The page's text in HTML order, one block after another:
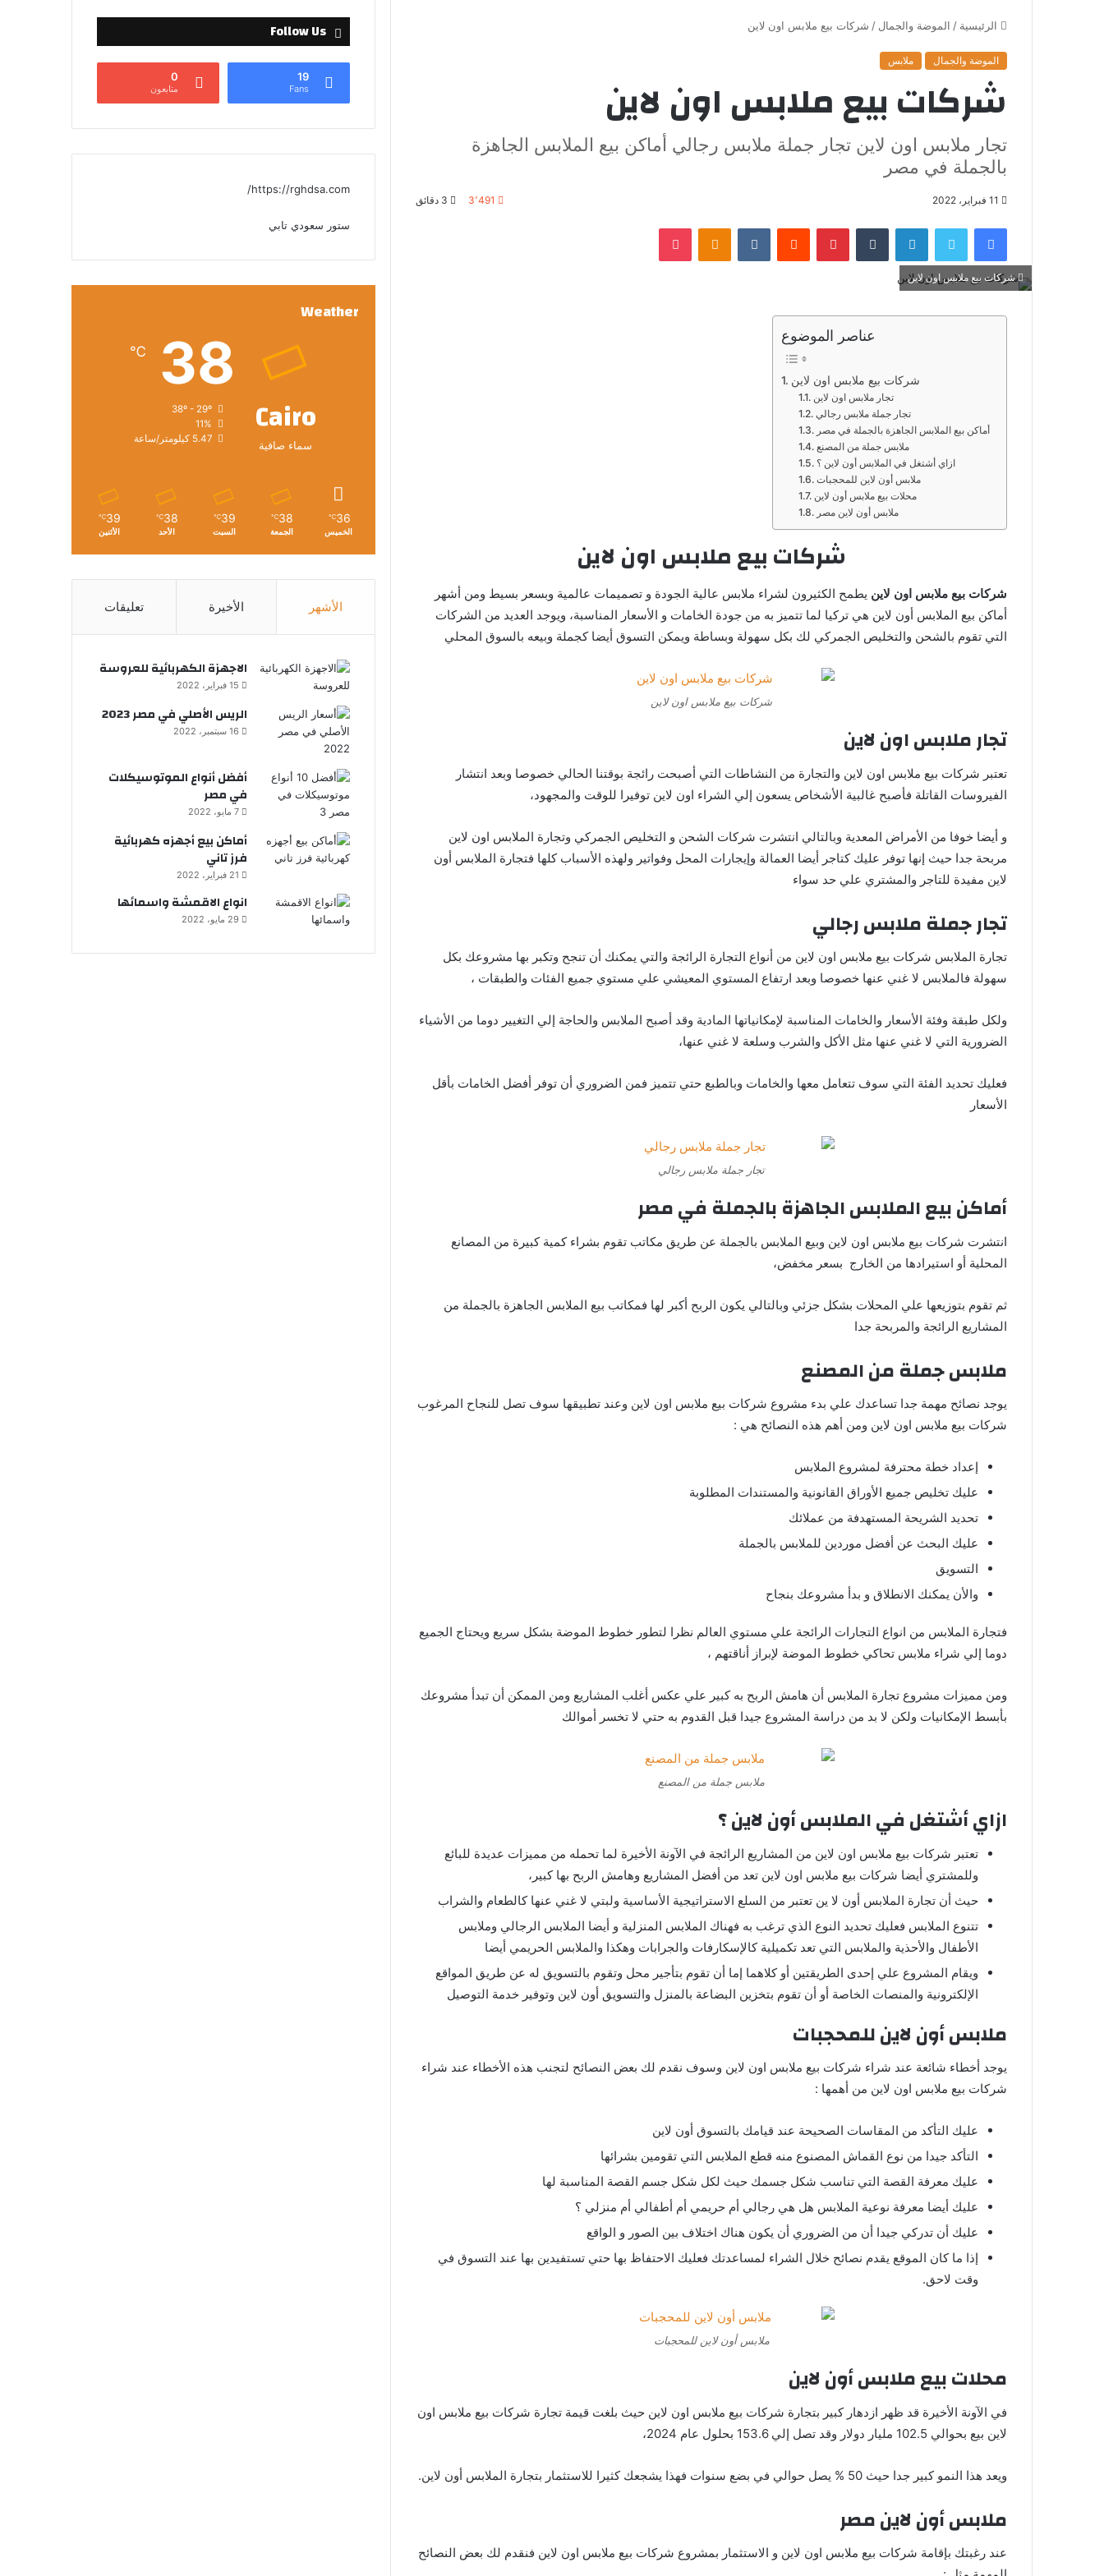
الرئيسية / الموضة والجمال / شركات بيع ملابس اون لاين
الموضة والجمال ملابس
شركات بيع ملابس اون لاين
تجار ملابس اون لاين تجار جملة ملابس رجالي أماكن بيع الملابس الجاهزة
بالجملة في مصر
11 فبراير، 2022 3٬491
فيسبوك لينكدإن بينتيريست
شركات بيع ملابس اون لاين
عناصر الموضوع
شركات بيع ملابس اون لاين
تجار ملابس اون لاين
تجار جملة ملابس رجالي
أماكن بيع الملابس الجاهزة بالجملة في مصر
ملابس جملة من المصنع
ازاي أشتغل في الملابس أون لاين ؟
ملابس أون لاين للمحجبات
محلات بيع ملابس أون لاين
ملابس أون لاين مصر
شركات بيع ملابس اون لاين
شركات بيع ملابس اون لاين يطمح الكثيرون لشراء ملابس عالية الجودة و تصميمات عالمية وبسعر بسيط ومن أشهر
أماكن بيع الملابس أون لاين هي تركيا لما تتميز به من جودة الخامات و الأسعار المناسبة، ويوجد العديد من الشركات
التي تقوم بالشحن والتخليص الجمركي لك بكل سهولة وبساطة ويمكن التسوق أيضا كجملة وبيعه بالسوق المحلي
شركات بيع ملابس اون لاين
تجار ملابس اون لاين
تعتبر شركات بيع ملابس اون لاين والتجارة من النشاطات التي أصبحت رائجة بوقتنا الحالي خصوصا وبعد انتشار
الفيروسات القاتلة فأصبح غالبية الأشخاص يسعون إلي الشراء اون لاين توفيرا للوقت والمجهود،
و أيضا خوفا من الأمراض المعدية وبالتالي انتشرت شركات الشحن و التخليص الجمركي وتجارة الملابس اون لاين
مربحة جدا حيث إنها توفر عليك كتاجر أيضا العمالة وإيجارات المحل وفواتير ولهذه الأسباب كلها فتجارة الملابس أون
لاين مفيدة للتاجر والمشتري علي حد سواء
تجار جملة ملابس رجالي
تجارة الملابس شركات بيع ملابس اون لاين من أنواع التجارة الرائجة والتي يمكنك أن تنجح وتكبر بها مشروعك بكل
سهولة فالملابس لا غني عنها خصوصا وبعد ارتفاع المستوي المعيشي علي مستوي جميع الفئات والطبقات ،
ولكل طبقة وفئة الأسعار والخامات المناسبة لإمكانياتها المادية وقد أصبح الملابس والحاجة إلي التغيير دوما من الأشياء
الضرورية التي لا غني عنها مثل الأكل والشرب وسلعة لا غني عنها،
فعليك تحديد الفئة التي سوف تتعامل معها والخامات وبالطبع حتي تتميز فمن الضروري أن توفر أفضل الخامات بأقل
الأسعار
تجار جملة ملابس رجالي
أماكن بيع الملابس الجاهزة بالجملة في مصر
انتشرت شركات بيع ملابس اون لاين وبيع الملابس بالجملة عن طريق مكاتب تقوم بشراء كمية كبيرة من المصانع
المحلية أو استيرادها من الخارج بسعر مخفض،
ثم تقوم بتوزيعها علي المحلات بشكل جزئي وبالتالي يكون الربح أكبر لها فمكاتب بيع الملابس الجاهزة بالجملة من
المشاريع الرائجة والمربحة جدا
ملابس جملة من المصنع
يوجد نصائح مهمة جدا تساعدك علي بدء مشروع شركات بيع ملابس اون لاين وعند تطبيقها سوف تصل للنجاح المرغوب
شركات بيع ملابس اون لاين ومن أهم هذه النصائح هي :
إعداد خطة محترفة لمشروع الملابس
عليك تخليص جميع الأوراق القانونية والمستندات المطلوبة
تحديد الشريحة المستهدفة من عملائك
عليك البحث عن أفضل موردين للملابس بالجملة
التسويق
والأن يمكنك الانطلاق و بدأ مشروعك بنجاح
فتجارة الملابس من انواع التجارات الرائجة علي مستوي العالم نظرا لتطور خطوط الموضة بشكل سريع ويحتاج الجميع
دوما إلي شراء ملابس تحاكي خطوط الموضة لإبراز أناقتهم ،
ومن مميزات مشروع تجارة الملابس أن هامش الربح به كبير علي عكس أغلب المشاريع ومن الممكن أن تبدأ مشروعك
بأبسط الإمكانيات ولكن لا بد من دراسة المشروع جيدا قبل القدوم به حتي لا تخسر أموالك
ملابس جملة من المصنع
ازاي أشتغل في الملابس أون لاين ؟
تعتبر شركات بيع ملابس اون لاين من المشاريع الرائجة في الآونة الأخيرة لما تحمله من مميزات عديدة للبائع
وللمشتري أيضا شركات بيع ملابس اون لاين تعد من أفضل المشاريع وهامش الربح بها كبير،
حيث أن تجارة الملابس أون لا ين تعتبر من السلع الاستراتيجية الأساسية ولبتي لا غني عنها كالطعام والشراب
تتنوع الملابس فعليك تحديد النوع الذي ترغب به فهناك الملابس المنزلية و أيضا الملابس الرجالي وملابس
الأطفال والأحذية والملابس التي تعد تكميلية كالإسكارفات والجرابات وهكذا والملابس الحريمي أيضا
ويقام المشروع علي إحدى الطريقتين أو كلاهما إما أن تقوم بتأجير محل وتقوم بالتسويق له عن طريق المواقع
الإلكترونية والمنصات الخاصة أو أن تقوم بتخزين البضاعة بالمنزل والتسويق أون لاين وتوفير خدمة التوصيل
ملابس أون لاين للمحجبات
يوجد أخطاء شائعة عند شراء شركات بيع ملابس اون لاين وسوف نقدم لك بعض النصائح لتجنب هذه الأخطاء عند شراء
شركات بيع ملابس اون لاين من أهمها :
عليك التأكد من المقاسات الصحيحة عند قيامك بالتسوق أون لاين
التأكد جيدا من نوع القماش المصنوع منه قطع الملابس التي تقومين بشرائها
عليك معرفة القصة التي تناسب شكل جسمك حيث لكل شكل جسم القصة المناسبة لها
عليك أيضا معرفة نوعية الملابس هل هي رجالي أم حريمي أم أطفالي أم منزلي ؟
عليك أن تدركي جيدا أن من الضروري أن يكون هناك اختلاف بين الصور و الواقع
إذا ما كان الموقع يقدم نصائح خلال الشراء لمساعدتك فعليك الاحتفاظ بها حتي تستفيدين بها عند التسوق في
وقت لاحق.
ملابس أون لاين للمحجبات
محلات بيع ملابس أون لاين
في الآونة الأخيرة قد ظهر ازدهار كبير بتجارة شركات بيع ملابس اون لاين حيث بلغت قيمة تجارة شركات بيع ملابس اون
لاين بيع بحوالي 102.5 مليار دولار وقد تصل إلي 153.6 بحلول عام 2024،
ويعد هذا النمو كبير جدا حيث 50 % يصل حوالي في بضع سنوات فهذا يشجعك كثيرا للاستثمار بتجارة الملابس أون لاين.
ملابس أون لاين مصر
عند رغبتك بإقامة شركات بيع ملابس اون لاين و الاستثمار بمشروع شركات بيع ملابس اون لاين فنقدم لك بعض النصائح
Follow Us
19
Fans
0
متابعون
https://rghdsa.com/
ستور سعودي تابي
Weather
Cairo
سماء صافية
38
℃
11%
5.47 كيلومتر/ساعة
36
℃
الخميس
38
℃
الجمعة
39
℃
السبت
38
℃
الأحد
39
℃
الأثنين
الأشهر الأخيرة تعليقات
الاجهزة الكهربائية للعروسة
15 فبراير، 2022
الريس الأصلي في مصر 2023
16 سبتمبر، 2022
أفضل أنواع الموتوسيكلات
في مصر
7 مايو، 2022
أماكن بيع أجهزه كهربائية
فرز تاني
21 فبراير، 2022
انواع الاقمشة واسمائها
29 مايو، 2022